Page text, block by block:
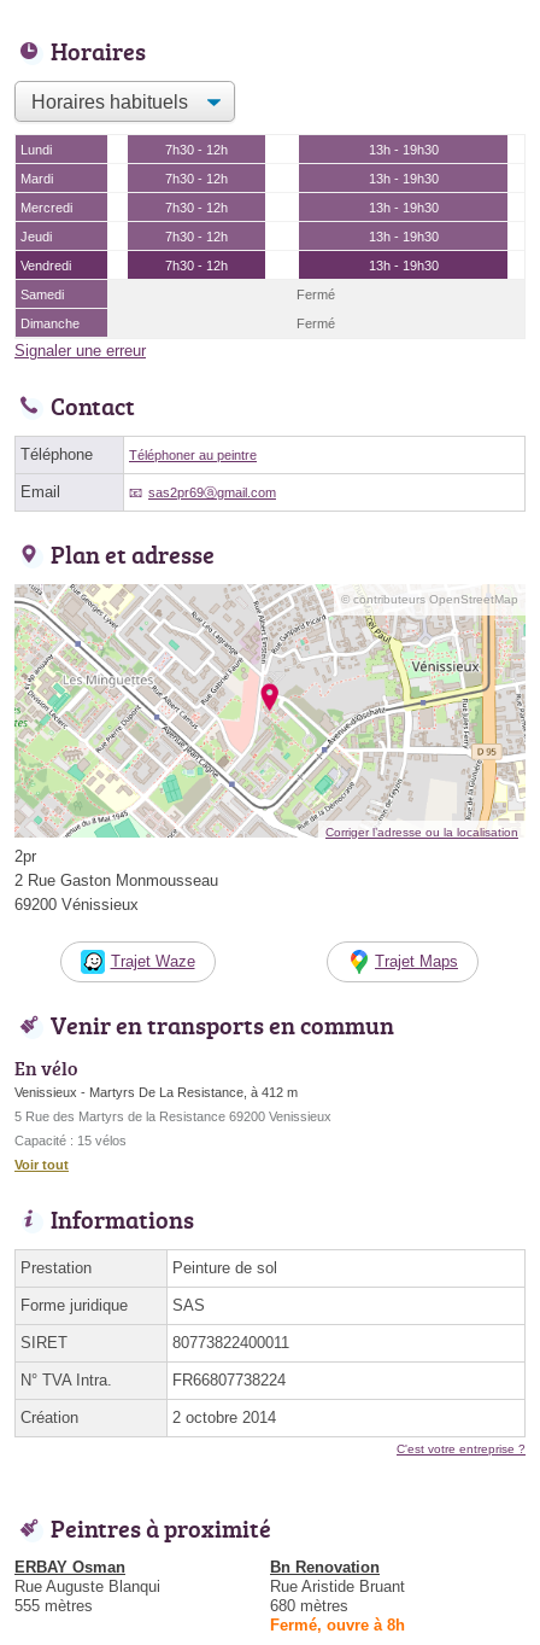
Horaires
Lundi 7h30 - 12h
13h - 19h30
Mardi
7h30 - 12h
13h - 19h30
Mercredi
7h30 - 12h
13h - 19h30
Jeudi
7h30 - 12h
13h - 19h30
Vendredi
7h30 - 12h
13h - 19h30
Samedi
Fermé
Dimanche
Fermé
Signaler une erreur
Contact
Téléphone Téléphoner au peintre
Email sas2pr69ⓐgmail.com
Plan et adresse
© contributeurs OpenStreetMap
Corriger l’adresse ou la localisation
2pr
2 Rue Gaston Monmousseau
69200 Vénissieux
Trajet Waze Trajet Maps
Venir en transports en commun
En vélo
Venissieux - Martyrs De La Resistance, à 412 m
5 Rue des Martyrs de la Resistance 69200 Venissieux
Capacité : 15 vélos
Voir tout
Informations
Prestation Peinture de sol
Forme juridique SAS
SIRET 80773822400011
N° TVA Intra. FR66807738224
Création 2 octobre 2014
C'est votre entreprise ?
Peintres à proximité
ERBAY Osman
Rue Auguste Blanqui
555 mètres
Bn Renovation
Rue Aristide Bruant
680 mètres
Fermé, ouvre à 8h